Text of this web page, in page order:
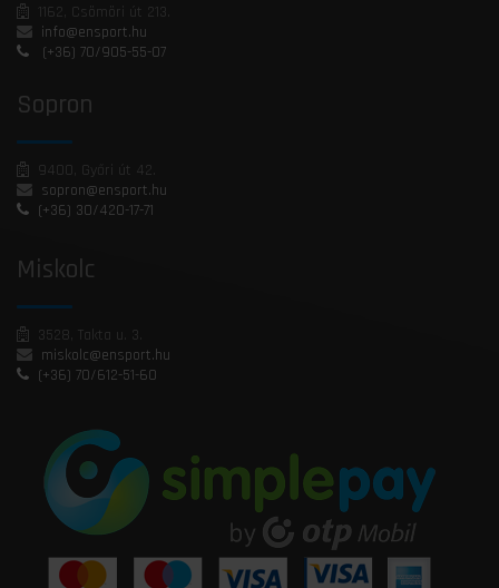
1162, Csömöri út 213.
info@ensport.hu
(+36) 70/905-55-07
Sopron
9400, Győri út 42.
sopron@ensport.hu
(+36) 30/420-17-71
Miskolc
3528, Takta u. 3.
miskolc@ensport.hu
(+36) 70/612-51-60